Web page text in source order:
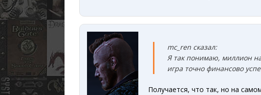
mc_ren сказал:
Я так понимаю, миллион
игра точно финансово
Получается, что так, но на